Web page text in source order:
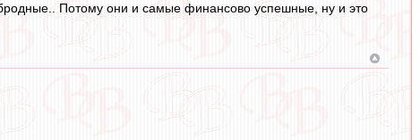
Потому они и самые финансово успешные, ну и это